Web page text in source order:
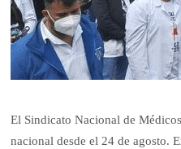
El Sindicato Nacional de
nacional desde el 24 de agosto.